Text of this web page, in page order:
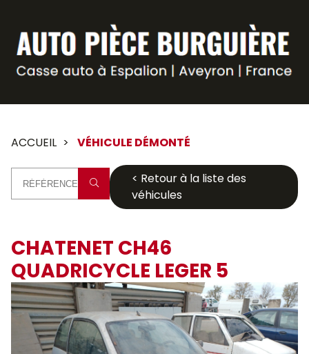
ACCUEIL VÉHICULE DÉMONTÉ
< Retour à la liste des
véhicules
CHATENET CH46
QUADRICYCLE LEGER 5